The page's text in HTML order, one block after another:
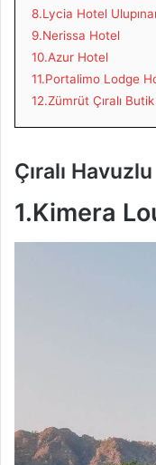
8.Lycia Hotel
9.Nerissa Hotel
10.Azur Hotel
11.Portalimo Lodge
12.Zümrüt Çıralı
Çıralı
1.Kimera